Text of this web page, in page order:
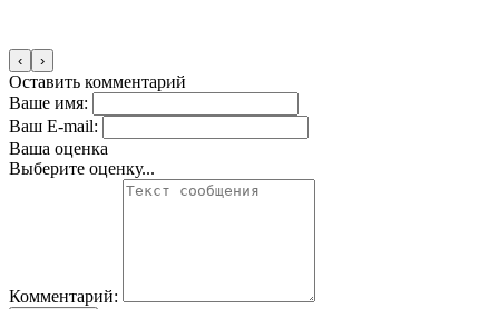
‹ ›
Оставить комментарий
Ваше имя:
Ваш E-mail:
Ваша оценка
Выберите оценку...
Комментарий: